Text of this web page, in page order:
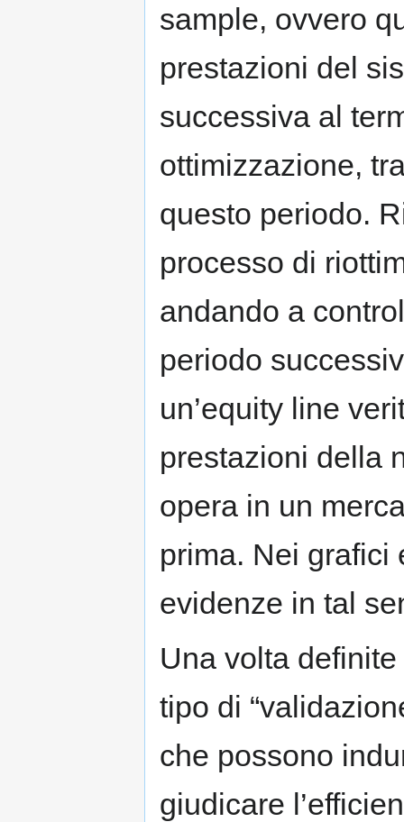
sample, ovvero
prestazioni del
successiva al
ottimizzazione,
questo periodo.
processo di
andando a
periodo
un’equity line
prestazioni della
opera in un
prima. Nei grafici
evidenze in tal
Una volta
tipo di
che possono
giudicare